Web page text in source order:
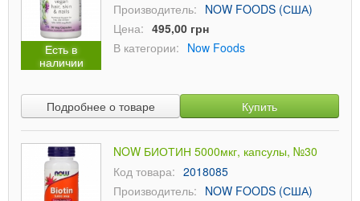
Есть в
наличии
Производитель: NOW FOODS (США)
Цена: 495,00 грн
В категории: Now Foods
Подробнее о товаре Купить
NOW БИОТИН 5000мкг, капсулы, №30
Код товара: 2018085
Производитель: NOW FOODS (США)